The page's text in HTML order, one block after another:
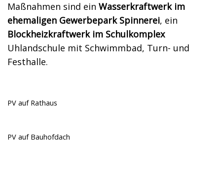
Maßnahmen sind ein Wasserkraftwerk im
ehemaligen Gewerbepark Spinnerei, ein
Blockheizkraftwerk im Schulkomplex
Uhlandschule mit Schwimmbad, Turn- und
Festhalle.
PV auf Rathaus
PV auf Bauhofdach